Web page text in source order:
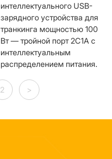
интеллектуального USB-
зарядного устройства для
транкинга мощностью 100
Вт — тройной порт 2C1A с
интеллектуальным
распределением питания.
2 >